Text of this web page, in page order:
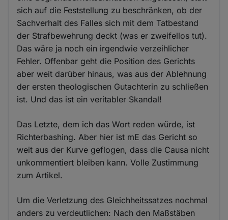
sich auf die Feststellung zu beschränken, ob der
Sachverhalt des Falles sich mit dem Tatbestand
der Strafbewehrung deckt (was er zweifellos tut).
Das wäre ja noch ein irgendwie verzeihlicher
Fehler. Offenbar geht die Position des Gerichts
aber weit darüber hinaus, was aus der Ablehnung
der ersten theologischen Gutachterin zu schließen
ist. Und das ist ein veritabler Skandal!
Das Letzte, dem ich das Wort reden würde, ist
Richterbashing. Aber hier ist mE das Gericht so
weit aus der Kurve geflogen, dass die Causa nicht
unkommentiert bleiben kann. Volle Zustimmung
zum Artikel.
Um die Verletzung des Gleichheitssatzes nochmal
anders zu verdeutlichen: Nach den Maßstäben